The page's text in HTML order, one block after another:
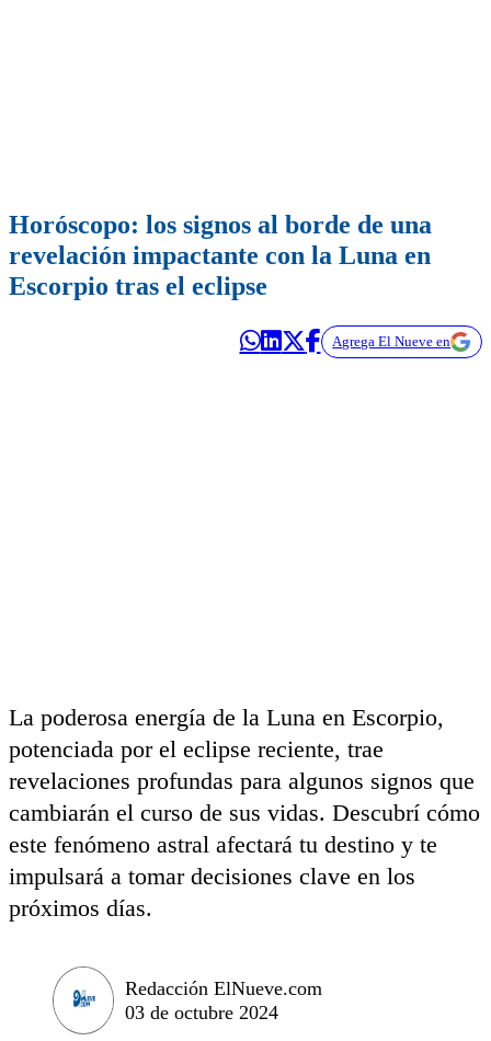
Horóscopo: los signos al borde de una
revelación impactante con la Luna en
Escorpio tras el eclipse
Agrega El Nueve en
La poderosa energía de la Luna en Escorpio,
potenciada por el eclipse reciente, trae
revelaciones profundas para algunos signos que
cambiarán el curso de sus vidas. Descubrí cómo
este fenómeno astral afectará tu destino y te
impulsará a tomar decisiones clave en los
próximos días.
Redacción ElNueve.com
03 de octubre 2024